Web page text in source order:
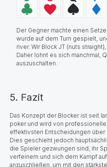
Der Gegner machte einen
wurde auf dem Turn gespielt,
river. Wir Block JT (nuts
Daher lohnt es sich manchmal,
auszuschalten.
5. Fazit
Das Konzept der Blocker ist seit
poker und wird von
effektivsten Entscheidungen über
Dies geschieht jedoch
die Spieler gezwungen sind, ihr
verfeinern und sich dem Kampf
anzuschließen, um mit den